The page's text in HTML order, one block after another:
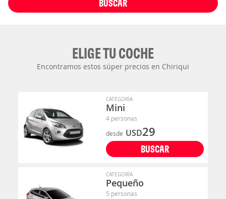
BUSCAR
ELIGE TU COCHE
Encontramos estos súper precios en Chiriqui
CATEGORÍA
Mini
4 personas
desde USD29
BUSCAR
CATEGORÍA
Pequeño
5 personas